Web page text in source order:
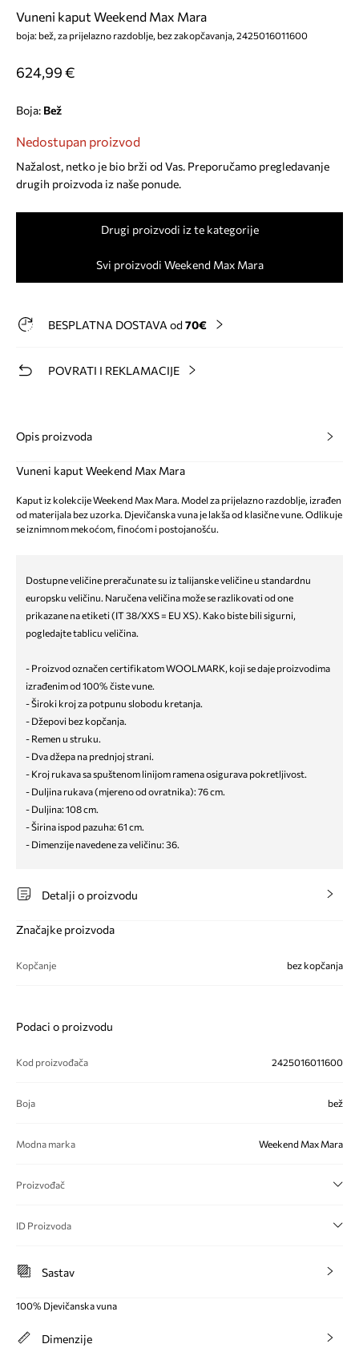
Vuneni kaput Weekend Max Mara
boja: bež, za prijelazno razdoblje, bez zakopčavanja, 2425016011600
624,99 €
Boja: bež
Nedostupan proizvod
Nažalost, netko je bio brži od Vas. Preporučamo pregledavanje
drugih proizvoda iz naše ponude.
Drugi proizvodi iz te kategorije
Svi proizvodi Weekend Max Mara
BESPLATNA DOSTAVA od 70€
POVRATI I REKLAMACIJE
Opis proizvoda
Vuneni kaput Weekend Max Mara
Kaput iz kolekcije Weekend Max Mara. Model za prijelazno razdoblje, izrađen
od materijala bez uzorka. Djevičanska vuna je lakša od klasične vune. Odlikuje
se iznimnom mekoćom, finoćom i postojanošću.
Dostupne veličine preračunate su iz talijanske veličine u standardnu
europsku veličinu. Naručena veličina može se razlikovati od one
prikazane na etiketi (IT 38/XXS = EU XS). Kako biste bili sigurni,
pogledajte tablicu veličina.
- Proizvod označen certifikatom WOOLMARK, koji se daje proizvodima
izrađenim od 100% čiste vune.
- Široki kroj za potpunu slobodu kretanja.
- Džepovi bez kopčanja.
- Remen u struku.
- Dva džepa na prednjoj strani.
- Kroj rukava sa spuštenom linijom ramena osigurava pokretljivost.
- Duljina rukava (mjereno od ovratnika): 76 cm.
- Duljina: 108 cm.
- Širina ispod pazuha: 61 cm.
- Dimenzije navedene za veličinu: 36.
Detalji o proizvodu
Značajke proizvoda
Kopčanje bez kopčanja
Podaci o proizvodu
Kod proizvođača 2425016011600
Boja bež
Modna marka Weekend Max Mara
Proizvođač
ID Proizvoda
Sastav
100% Djevičanska vuna
Dimenzije